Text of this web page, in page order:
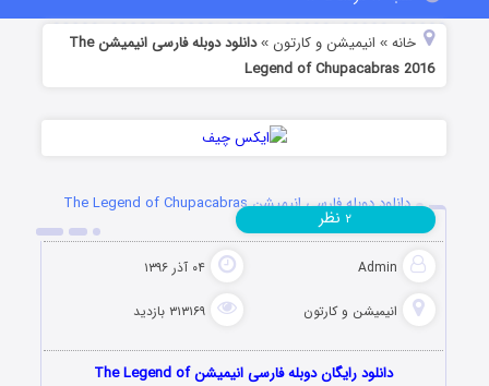
خانه » انیمیشن و کارتون »
دانلود دوبله فارسی انیمیشن The
Legend of Chupacabras 2016
دانلود دوبله فارسی انیمیشن The Legend of Chupacabras
2016
Admin ۰۴ آذر ۱۳۹۶
انیمیشن و کارتون ۳۱۳۱۶۹ بازدید
۲ نظر
دانلود رایگان دوبله فارسی انیمیشن The Legend of